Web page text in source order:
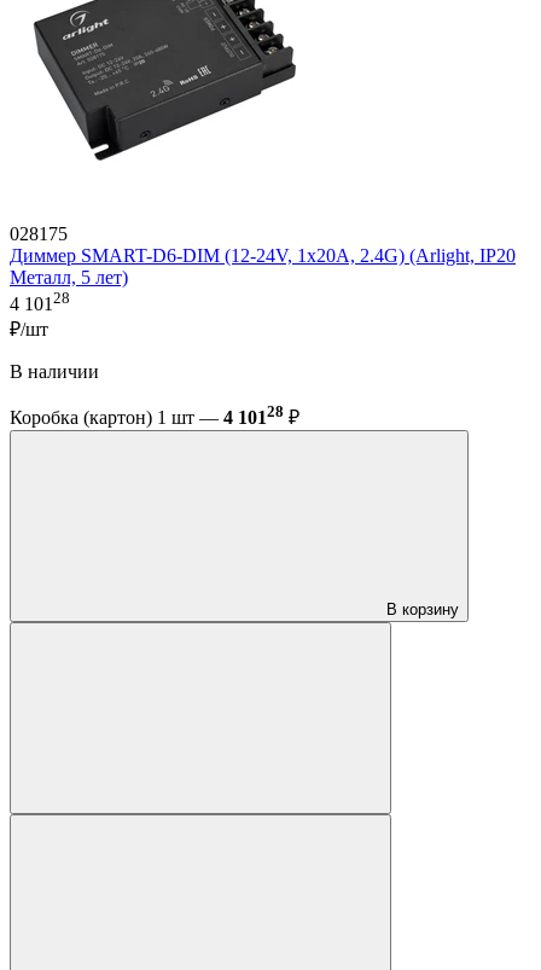
028175
Диммер SMART-D6-DIM (12-24V, 1x20A, 2.4G) (Arlight, IP20
Металл, 5 лет)
4 101 28
₽/шт
В наличии
Коробка (картон) 1 шт — 4 10128 ₽
В корзину